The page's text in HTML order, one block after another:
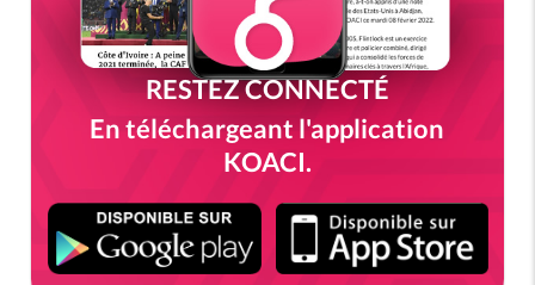
RESTEZ CONNECTÉ
En téléchargeant l'application
KOACI.